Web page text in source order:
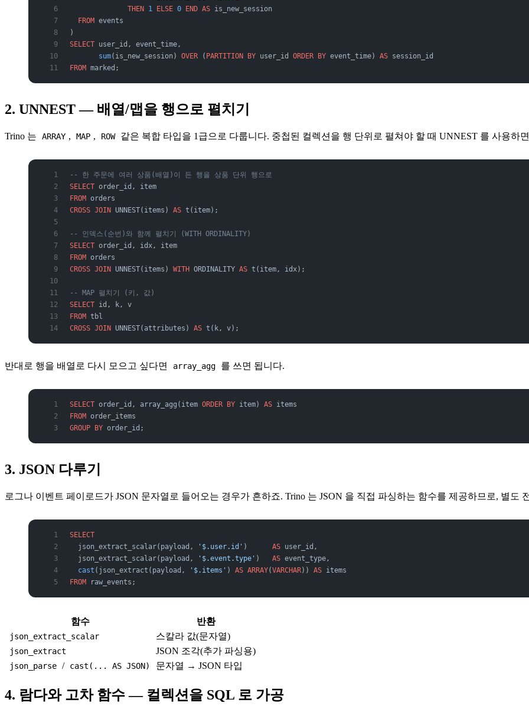
              THEN
1 ELSE 0 END AS is_new_session
  FROM
events
)
SELECT user_id, event_time,
       sum
(is_new_session) OVER ( PARTITION BY user_id ORDER BY event_time) AS session_id
FROM marked;
2. UNNEST — 배열/맵을 행으로 펼치기
Trino 는 ARRAY , MAP , ROW 같은 복합 타입을 1급으로 다룹니다. 중첩된 컬렉션을 행 단위로 펼쳐야 할 때 UNNEST 를 사용하
-- 한 주문에 여러 상품(배열)이 든 행을 상품 단위 행으로
SELECT order_id, item
FROM orders
CROSS JOIN UNNEST(items) AS t(item);
-- 인덱스(순번)와 함께 펼치기 (WITH ORDINALITY)
SELECT order_id, idx, item
FROM orders
CROSS JOIN UNNEST(items) WITH ORDINALITY AS t(item, idx);
-- MAP 펼치기 (키, 값)
SELECT id, k, v
FROM tbl
CROSS JOIN UNNEST(attributes) AS t(k, v);
반대로 행을 배열로 다시 모으고 싶다면 array_agg 를 쓰면 됩니다.
SELECT order_id, array_agg(item ORDER BY item) AS items
FROM order_items
GROUP BY order_id;
3. JSON 다루기
로그나 이벤트 페이로드가 JSON 문자열로 들어오는 경우가 흔하죠. Trino 는 JSON 을 직접 파싱하는 함수를 제공하므로, 별도
SELECT
  json_extract_scalar(payload,
'$.user.id' ) AS user_id,
  json_extract_scalar(payload,
'$.event.type' ) AS event_type,
  cast
(json_extract(payload, '$.items' ) AS ARRAY(VARCHAR)) AS items
FROM raw_events;
함수 반환
json_extract_scalar 스칼라 값(문자열)
json_extract JSON 조각(추가 파싱용)
json_parse / cast(... AS JSON) 문자열 → JSON 타입
4. 람다와 고차 함수 — 컬렉션을 SQL 로 가공